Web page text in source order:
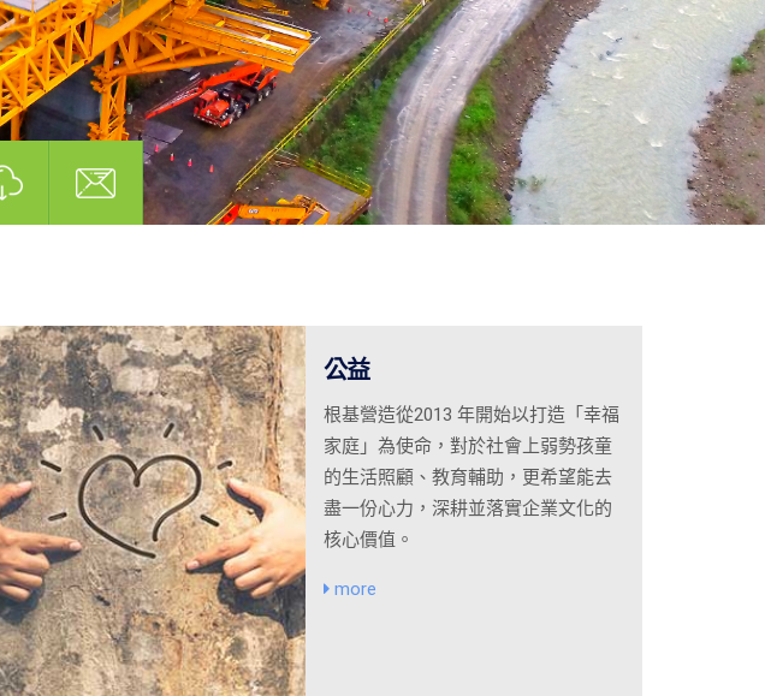
公益
根基營造從2013 年開始以打造「幸福
家庭」為使命，對於社會上弱勢孩童
的生活照顧、教育輔助，更希望能去
盡一份心力，深耕並落實企業文化的
核心價值。
more